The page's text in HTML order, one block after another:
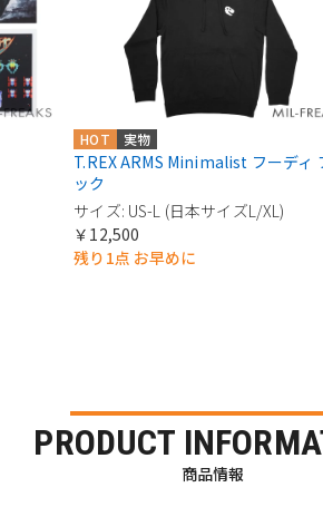
実物
HOT
T.REX ARMS Minimalist フーディ
ック
サイズ: US-L (日本サイズL/XL)
￥12,500
残り1点 お早めに
PRODUCT
商品情報